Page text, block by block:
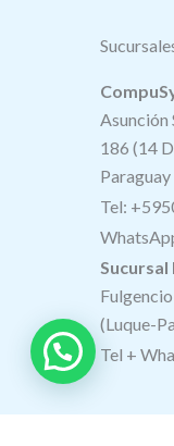
Asunción
186 (14
Paraguay
Tel:
Sucursal
(Luque-
Tel +